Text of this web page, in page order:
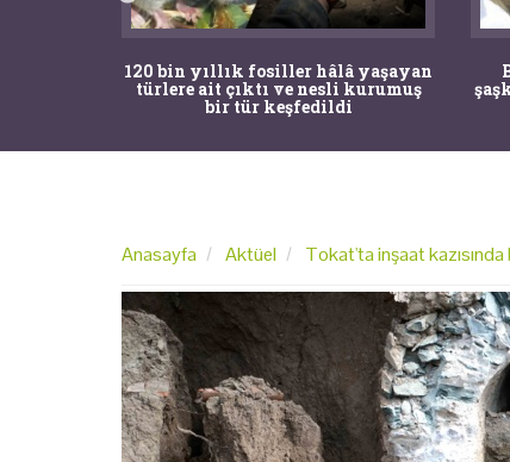
120 bin yıllık fosiller hâlâ yaşayan
türlere ait çıktı ve nesli kurumuş
bir tür keşfedildi
Anasayfa Aktüel Tokat'ta inşaat